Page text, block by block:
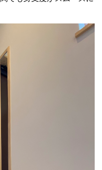
関内が常にすっきりとき
でも身支度がスムーズに